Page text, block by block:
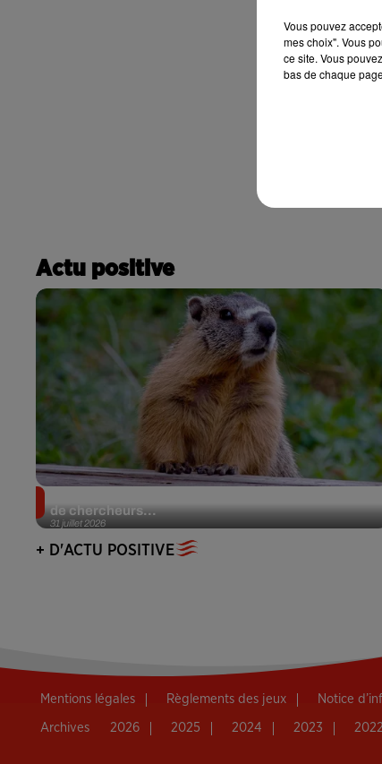
Actu positive
31 juillet 2026
de chercheurs...
+ D'ACTU POSITIVE
Mentions légales Règlements des jeux Notice
Archives 2026 2025 2024 2023 2022
Vous pouvez
mes choix". Vous
ce site. Vous
bas de chaque